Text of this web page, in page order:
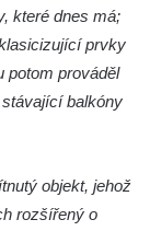
které dnes má;
prvky
potom prováděl
balkóny
objekt, jehož
rozšířený o